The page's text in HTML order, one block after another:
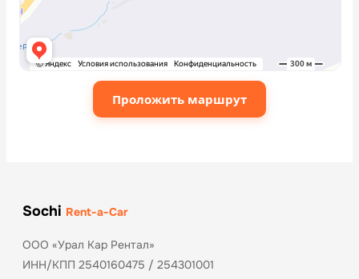
Проложить маршрут
Sochi Rent-a-Car
ООО «Урал Кар Рентал»
ИНН/КПП 2540160475 / 254301001